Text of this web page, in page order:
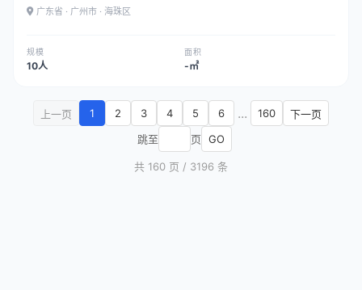
广东省 · 广州市 · 海珠区
规模
10人
面积
-㎡
上一页 1 2 3 4 5 6 ... 160
下一页
跳至
页 GO
共 160 页 / 3196 条